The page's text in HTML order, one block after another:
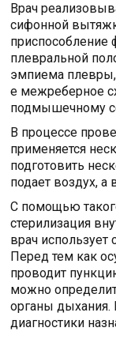
Врач
сифонной
приспособление
плевральной
эмпиема плевры,
е межреберное
подмышечному
В процессе
применяется
подготовить
подает воздух,
С помощью
стерилизация
врач
Перед тем как
проводит
можно
органы дыхания.
диагностики